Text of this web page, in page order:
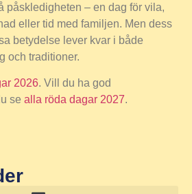
påskledigheten – en dag för vila,
eller tid med familjen. Men dess
betydelse lever kvar i både
och traditioner.
2026. Vill du ha god
se alla röda dagar 2027.